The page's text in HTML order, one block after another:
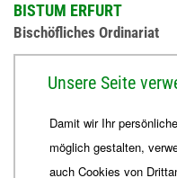
BISTUM ERFURT
Bischöfliches Ordinariat
+49 361 6572-444
ordinariat Bistum-
Unsere Seite
Damit wir Ihr
möglich gestalten,
auch Cookies von